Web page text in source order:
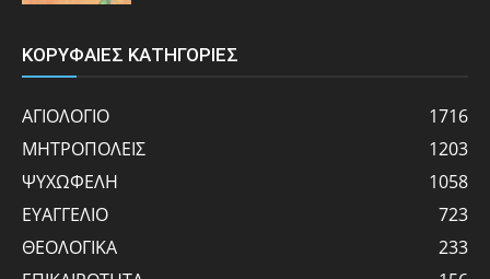
ΚΟΡΥΦΑΙΕΣ ΚΑΤΗΓΟΡΙΕΣ
ΑΓΙΟΛΟΓΙΟ
1716
ΜΗΤΡΟΠΟΛΕΙΣ
1203
ΨΥΧΩΦΕΛΗ
1058
ΕΥΑΓΓΕΛΙΟ
723
ΘΕΟΛΟΓΙΚΑ
233